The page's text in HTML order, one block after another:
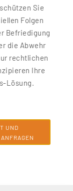
Sie
Folgen
Befriedigung
die Abwehr
rechtlichen
Ihre
Lösung.
UND